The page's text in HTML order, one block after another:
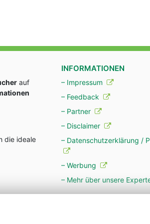
auf
die ideale
INFORMATIONEN
– Impressum
– Feedback
– Partner
– Disclaimer
– Datenschutzerklärung /
– Werbung
– Mehr über unsere